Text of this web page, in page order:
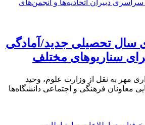
سال تحصیلی جدید/آمادگی
سناریوهای مختلف
مهر به نقل از وزارت علوم، وحید
معاونان فرهنگی و اجتماعی دانشگاه‌ها